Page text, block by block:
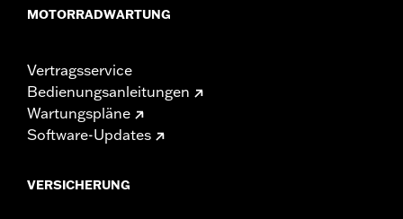
MOTORRADWARTUNG
Vertragsservice
Bedienungsanleitungen
Wartungspläne
Software-Updates
VERSICHERUNG